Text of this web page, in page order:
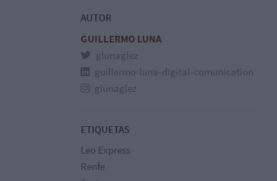
AUTOR
GUILLERMO LUNA
glunaglez
guillermo-luna-digital-comunication
glunaglez
ETIQUETAS
Leo Express
Renfe